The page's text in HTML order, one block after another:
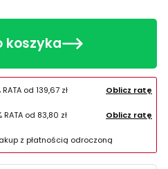
koszyka
od139,67 zł Oblicz ratę
RATA od 83,80 zł Oblicz ratę
z płatnością odroczoną